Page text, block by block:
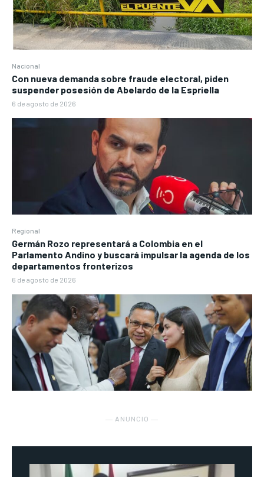
Nacional
Con nueva demanda sobre fraude electoral, piden
suspender posesión de Abelardo de la Espriella
6 de agosto de 2026
Regional
Germán Rozo representará a Colombia en el
Parlamento Andino y buscará impulsar la agenda de los
departamentos fronterizos
6 de agosto de 2026
― ANUNCIO ―